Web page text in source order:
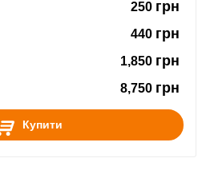
250 грн
440 грн
1,850 грн
8,750 грн
Купити